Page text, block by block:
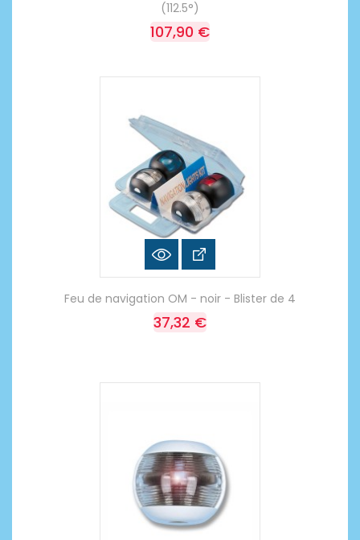
(112.5°)
107,90 €
Feu de navigation OM - noir - Blister de 4
37,32 €